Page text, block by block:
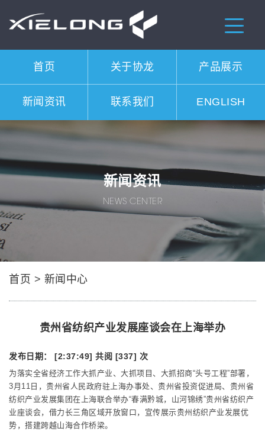
首页 关于协龙 产品展示
新闻资讯 联系我们 ENGLISH
新闻资讯
NEWS CENTER
首页 > 新闻中心
贵州省纺织产业发展座谈会在上海举办
发布日期： [2:37:49] 共阅 [337] 次
为落实全省经济工作大抓产业、大抓项目、大抓招商“头号工程”部署，
3月11日，贵州省人民政府驻上海办事处、贵州省投资促进局、贵州省
纺织产业发展集团在上海联合举办“春满黔城，山河锦绣”贵州省纺织产
业座谈会，借力长三角区域开放窗口，宣传展示贵州纺织产业发展优
势，搭建跨越山海合作桥梁。